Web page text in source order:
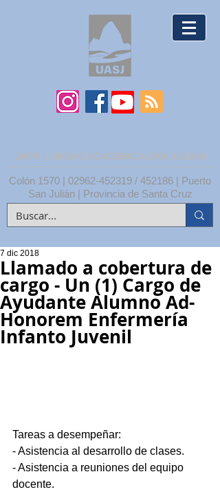
UNPA | UNIDAD ACADÉMICA SAN JULIÁN
Colón 1570 | 02962-452319 / 452186 | Puerto
San Julián | Provincia de Santa Cruz
Llamado a cobertura de
cargo - Un (1) Cargo de
Ayudante Alumno Ad-
Honorem Enfermería
Infanto Juvenil
7 dic 2018
Tareas a desempeñar:
- Asistencia al desarrollo de clases.
- Asistencia a reuniones del equipo
docente.